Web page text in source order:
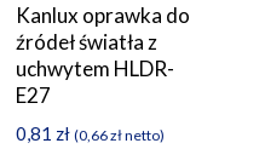
Kanlux oprawka do
źródeł światła z
uchwytem HLDR-
E27
0,81 zł (0,66złnetto)